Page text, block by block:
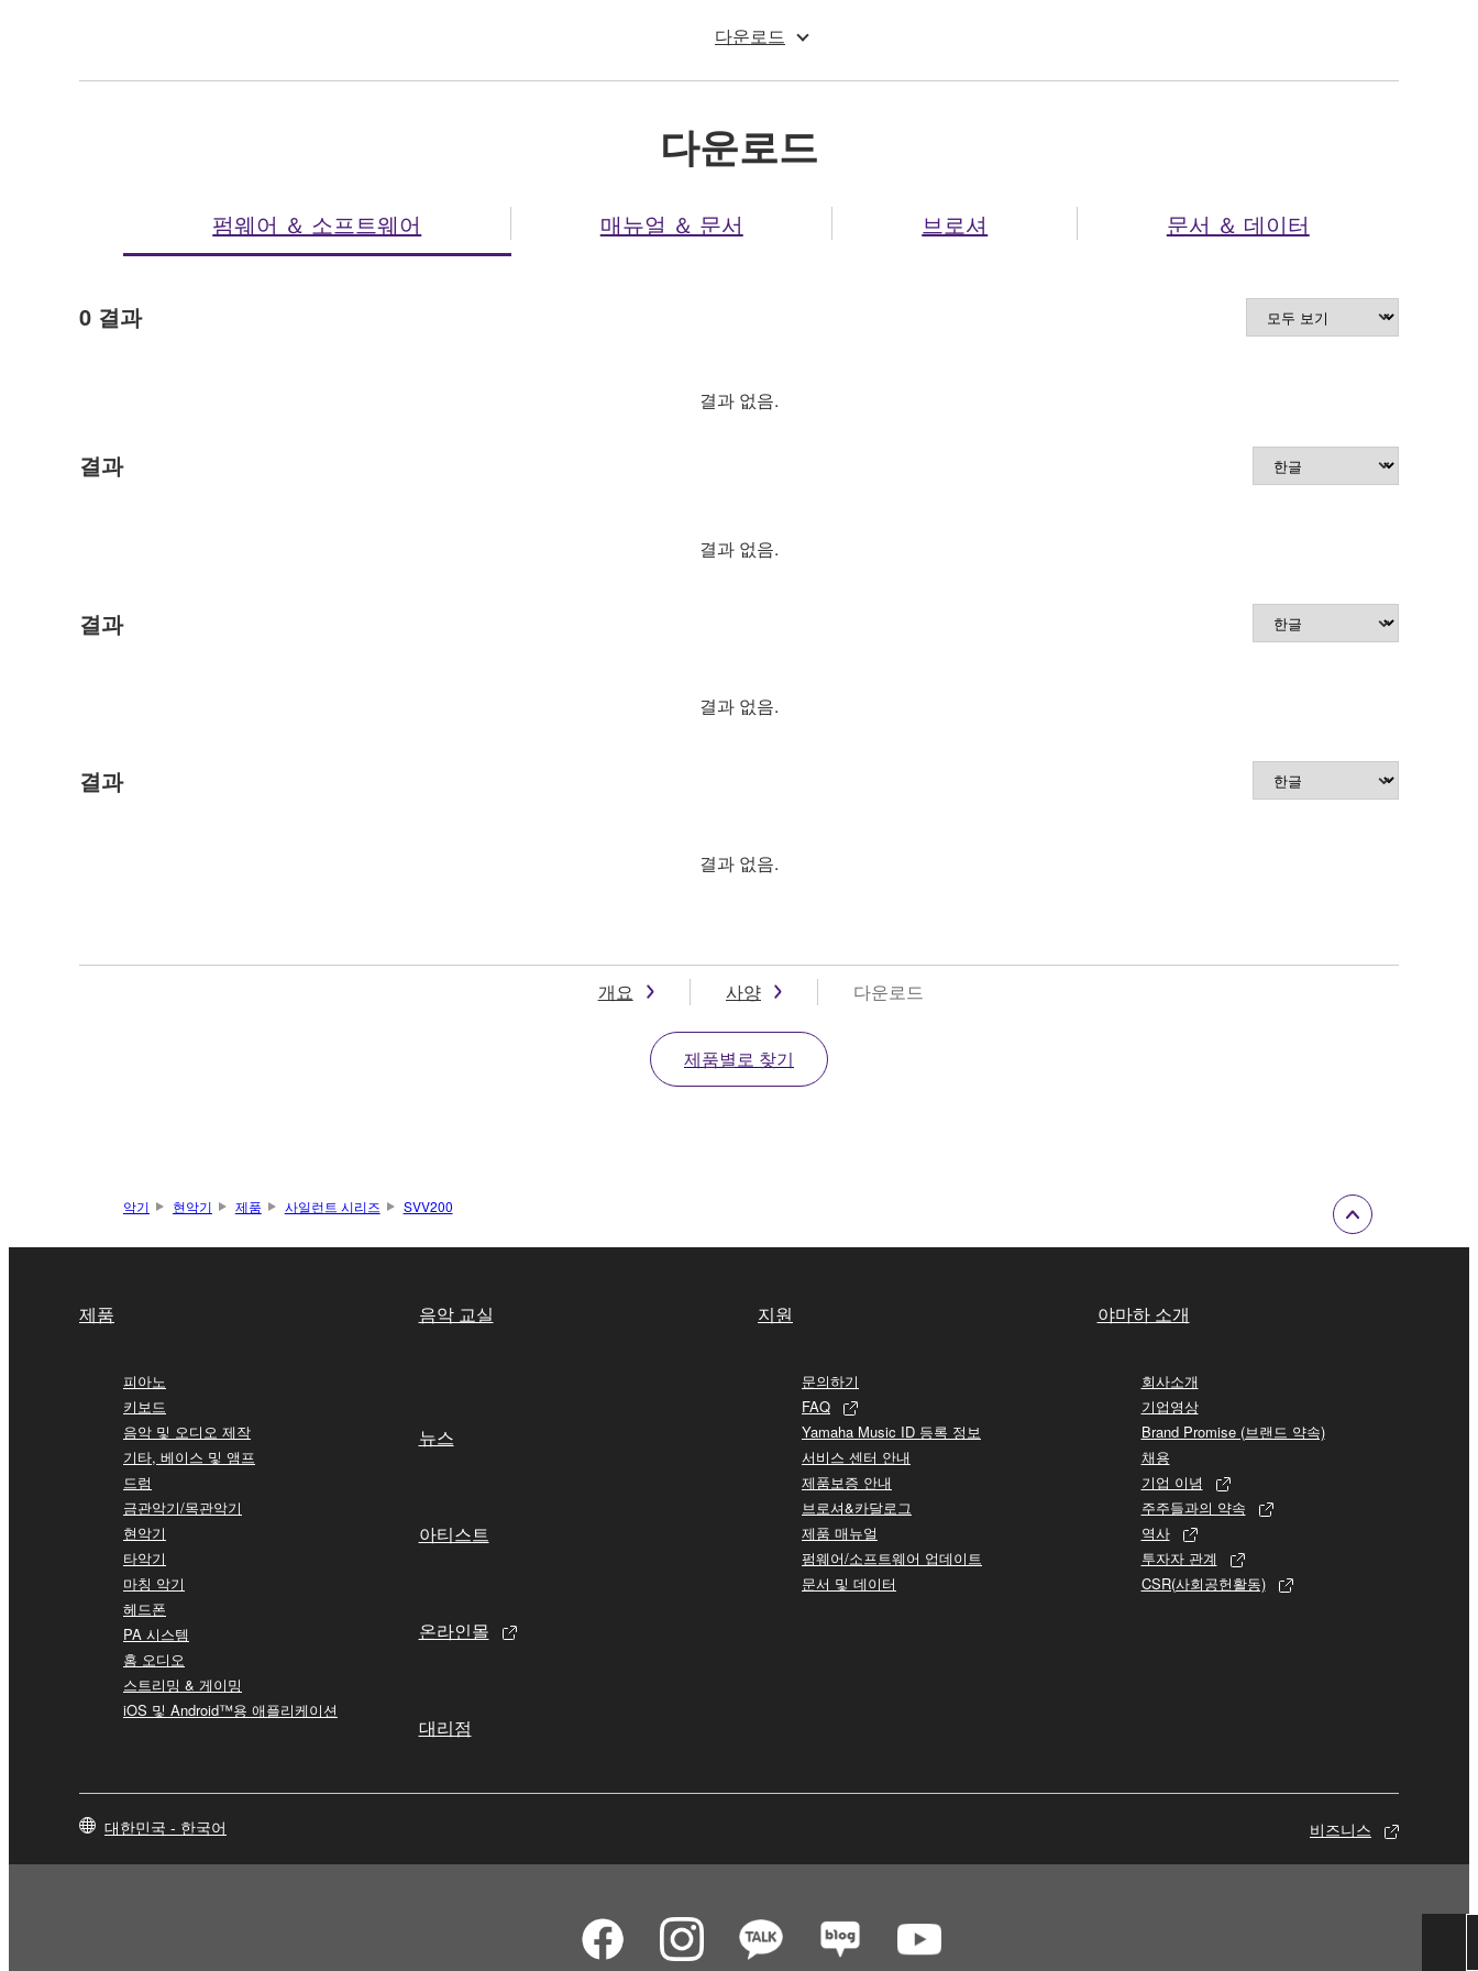
다운로드
다운로드
펌웨어 ＆ 소프트웨어 매뉴얼 ＆ 문서 브로셔 문서 ＆ 데이터
0 결과
결과 없음.
결과
결과 없음.
결과
결과 없음.
결과
결과 없음.
개요 사양 다운로드
제품별로 찾기
악기 현악기 제품 사일런트 시리즈 SVV200
제품
피아노
키보드
음악 및 오디오 제작
기타, 베이스 및 앰프
드럼
금관악기/목관악기
현악기
타악기
마칭 악기
헤드폰
PA 시스템
홈 오디오
스트리밍 & 게이밍
iOS 및 Android™용 애플리케이션
음악 교실
뉴스
아티스트
온라인몰
대리점
지원
문의하기
FAQ
Yamaha Music ID 등록 정보
서비스 센터 안내
제품보증 안내
브로셔&카달로그
제품 매뉴얼
펌웨어/소프트웨어 업데이트
문서 및 데이터
야마하 소개
회사소개
기업영상
Brand Promise (브랜드 약속)
채용
기업 이념
주주들과의 약속
역사
투자자 관계
CSR(사회공헌활동)
대한민국 - 한국어 비즈니스